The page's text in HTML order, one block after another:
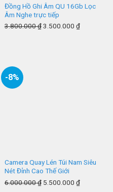
Đồng Hồ Ghi Âm QU 16Gb Lọc
Âm Nghe trực tiếp
3.800.000₫ 3.500.000 ₫
-8%
Camera Quay Lén Túi Nam Siêu
Nét Đỉnh Cao Thế Giới
6.000.000₫ 5.500.000 ₫